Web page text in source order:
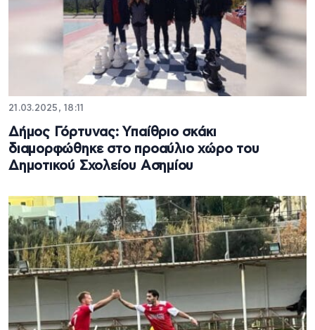
21.03.2025, 18:11
Δήμος Γόρτυνας: Υπαίθριο σκάκι
διαμορφώθηκε στο προαύλιο χώρο του
Δημοτικού Σχολείου Ασημίου